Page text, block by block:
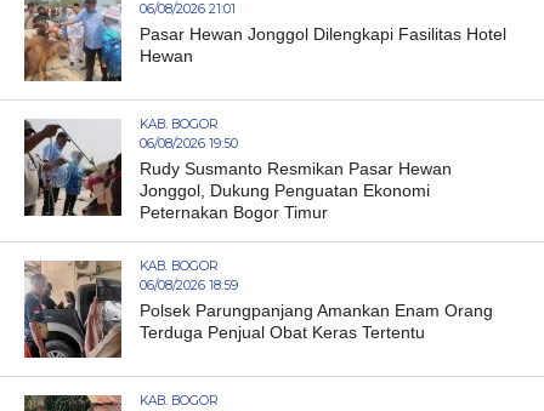
06/08/2026 21:01
Pasar Hewan Jonggol Dilengkapi Fasilitas Hotel
Hewan
KAB. BOGOR
06/08/2026 19:50
Rudy Susmanto Resmikan Pasar Hewan
Jonggol, Dukung Penguatan Ekonomi
Peternakan Bogor Timur
KAB. BOGOR
06/08/2026 18:59
Polsek Parungpanjang Amankan Enam Orang
Terduga Penjual Obat Keras Tertentu
KAB. BOGOR